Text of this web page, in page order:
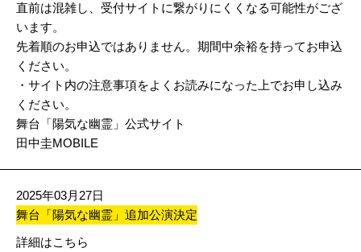
直前は混雑し、受付サイトに繋がりにくくなる可能性がござ
います。
先着順のお申込ではありません。期間中余裕を持ってお申込
ください。
・サイト内の注意事項をよくお読みになった上でお申し込み
ください。
舞台「陽気な幽霊」公式サイト
田中圭MOBILE
2025年03月27日
舞台「陽気な幽霊」追加公演決定
詳細はこちら